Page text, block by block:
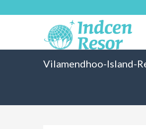
Vilamendhoo-Island-